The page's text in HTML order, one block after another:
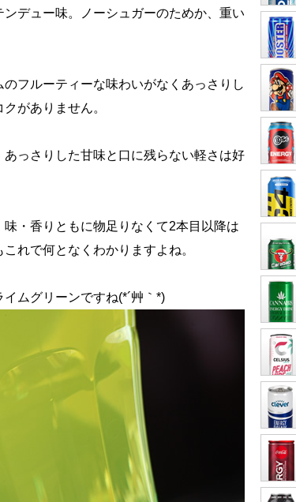
デュー味。ノーシュガーのためか、重い
フルーティーな味わいがなくあっさりし
がありません。
っさりした甘味と口に残らない軽さは好
・香りともに物足りなくて2本目以降は
れで何となくわかりますよね。
ムグリーンですね(*´艸｀*)